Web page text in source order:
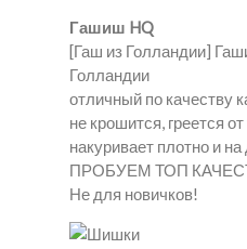
Гашиш HQ
[Гаш из Голландии]
Голландии
отличный по качеству
не крошится, греется
накуривает плотно и на
ПРОБУЕМ ТОП
Не для новичков!